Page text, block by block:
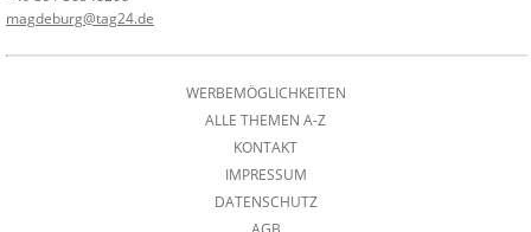
magdeburg@tag24.de
WERBEMÖGLICHKEITEN
ALLE THEMEN A-Z
KONTAKT
IMPRESSUM
DATENSCHUTZ